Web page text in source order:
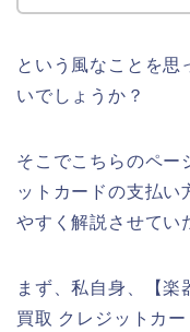
という風なことを思
いでしょうか？
そこでこちらのペー
ットカードの支払い
やすく解説させてい
まず、私自身、【楽
買取 クレジットカ